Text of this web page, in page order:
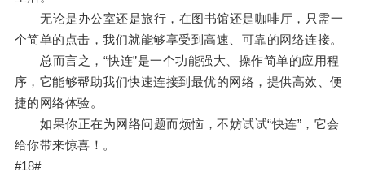
无论是办公室还是旅行，在图书馆还是咖啡厅，只需一
个简单的点击，我们就能够享受到高速、可靠的网络连接。
总而言之，“快连”是一个功能强大、操作简单的应用程
序，它能够帮助我们快速连接到最优的网络，提供高效、便
捷的网络体验。
如果你正在为网络问题而烦恼，不妨试试“快连”，它会
给你带来惊喜！。
#18#